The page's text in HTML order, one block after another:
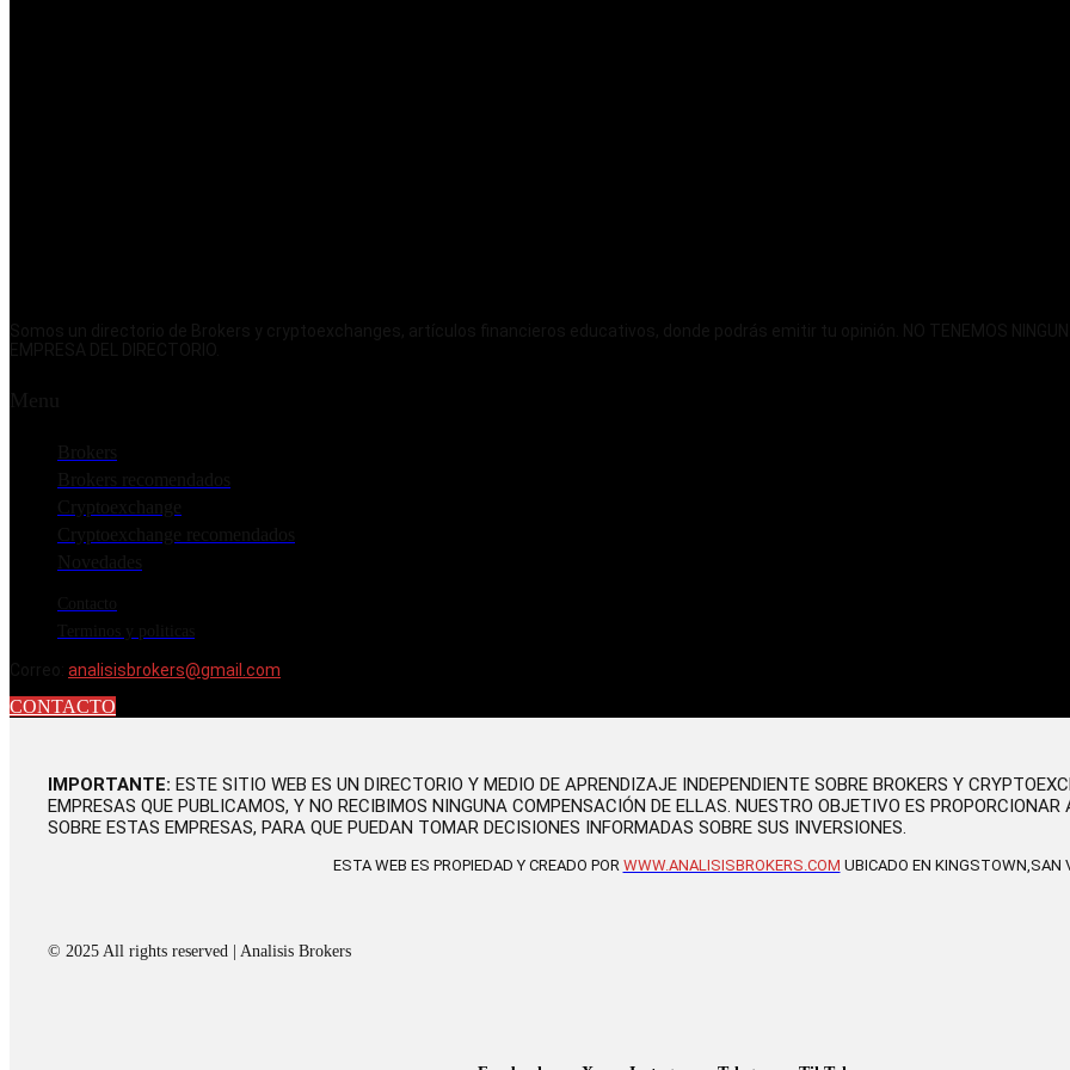
analisisbrokers@gmail.com
CONTACTO
IMPORTANTE: ESTE SITIO WEB ES UN DIRECTORIO Y MEDIO DE APRENDIZAJE INDEPENDIENTE SOBRE BROKERS Y
EMPRESAS QUE PUBLICAMOS, Y NO RECIBIMOS NINGUNA COMPENSACIÓN DE ELLAS. NUESTRO OBJETIVO ES
SOBRE ESTAS EMPRESAS, PARA QUE PUEDAN TOMAR DECISIONES INFORMADAS SOBRE SUS INVERSIONES.
ESTA WEB ES PROPIEDAD Y CREADO POR WWW.ANALISISBROKERS.COM UBICADO EN KINGSTOWN,SAN
© 2025 All rights reserved | Analisis Brokers